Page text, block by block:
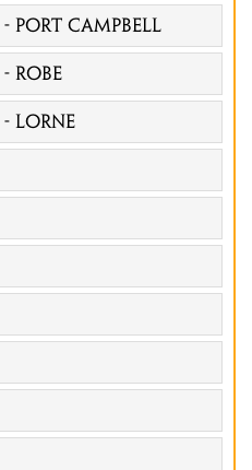
PORT CAMPBELL
ROBE
Lorne